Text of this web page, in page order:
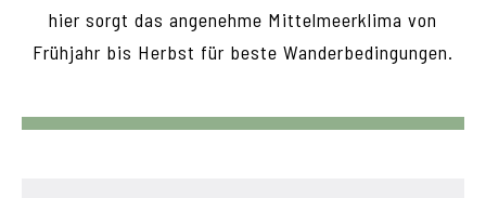
hier sorgt das angenehme Mittelmeerklima von
Frühjahr bis Herbst für beste Wanderbedingungen.